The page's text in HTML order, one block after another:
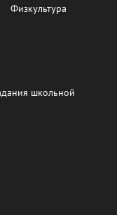
Физкультура
школьной